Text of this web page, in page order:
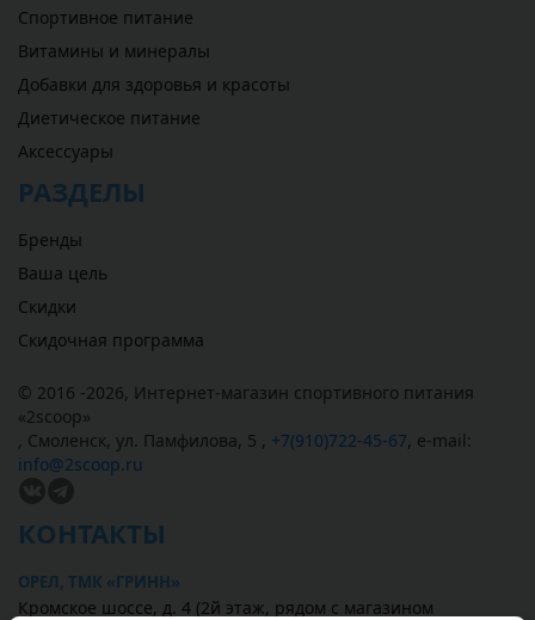
Спортивное питание
Витамины и минералы
Добавки для здоровья и красоты
Диетическое питание
Аксессуары
РАЗДЕЛЫ
Бренды
Ваша цель
Скидки
Скидочная программа
© 2016 -2026, Интернет-магазин спортивного питания
«2scoop»
, Смоленск, ул. Памфилова, 5 , +7(910)722-45-67, e-mail:
info@2scoop.ru
КОНТАКТЫ
ОРЕЛ, ТМК «ГРИНН»
Кромское шоссе, д. 4 (2й этаж, рядом с магазином